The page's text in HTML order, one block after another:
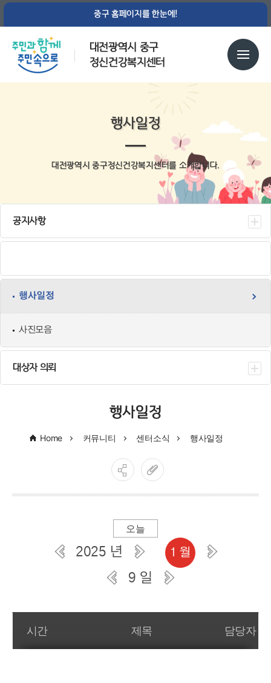
중구 홈페이지를 한눈에!
대전광역시 중구
정신건강복지센터
행사일정
대전광역시 중구정신건강복지센터를 소개합니다.
공지사항
행사일정
사진모음
대상자 의뢰
행사일정
Home 커뮤니티 센터소식 행사일정
오늘
2025 년 1 월
9 일
일간 부서일정관리
시간 제목 담당자